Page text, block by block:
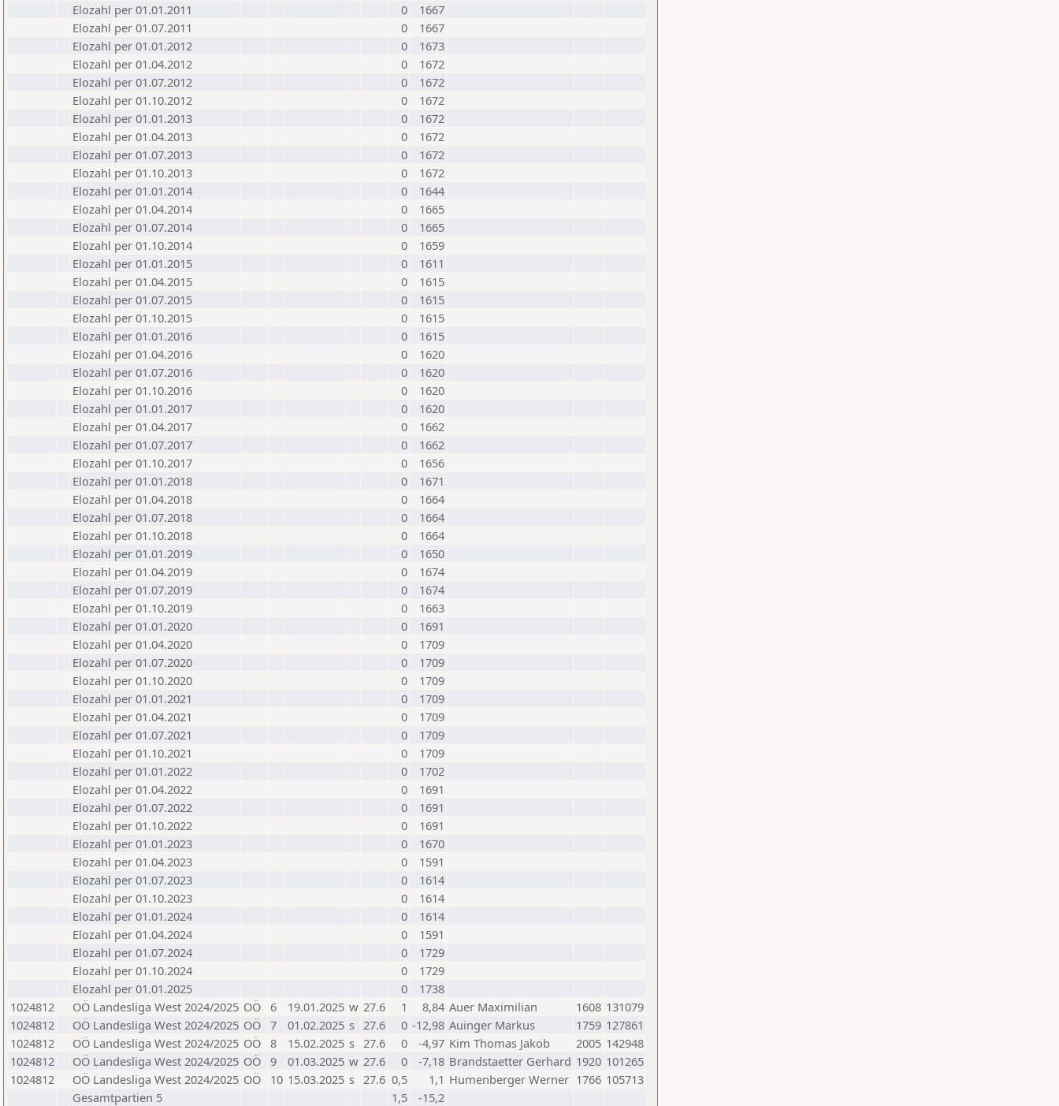
Elozahl per 01.01.2011
0
1667
Elozahl per 01.07.2011
0
1667
Elozahl per 01.01.2012
0
1673
Elozahl per 01.04.2012
0
1672
Elozahl per 01.07.2012
0
1672
Elozahl per 01.10.2012
0
1672
Elozahl per 01.01.2013
0
1672
Elozahl per 01.04.2013
0
1672
Elozahl per 01.07.2013
0
1672
Elozahl per 01.10.2013
0
1672
Elozahl per 01.01.2014
0
1644
Elozahl per 01.04.2014
0
1665
Elozahl per 01.07.2014
0
1665
Elozahl per 01.10.2014
0
1659
Elozahl per 01.01.2015
0
1611
Elozahl per 01.04.2015
0
1615
Elozahl per 01.07.2015
0
1615
Elozahl per 01.10.2015
0
1615
Elozahl per 01.01.2016
0
1615
Elozahl per 01.04.2016
0
1620
Elozahl per 01.07.2016
0
1620
Elozahl per 01.10.2016
0
1620
Elozahl per 01.01.2017
0
1620
Elozahl per 01.04.2017
0
1662
Elozahl per 01.07.2017
0
1662
Elozahl per 01.10.2017
0
1656
Elozahl per 01.01.2018
0
1671
Elozahl per 01.04.2018
0
1664
Elozahl per 01.07.2018
0
1664
Elozahl per 01.10.2018
0
1664
Elozahl per 01.01.2019
0
1650
Elozahl per 01.04.2019
0
1674
Elozahl per 01.07.2019
0
1674
Elozahl per 01.10.2019
0
1663
Elozahl per 01.01.2020
0
1691
Elozahl per 01.04.2020
0
1709
Elozahl per 01.07.2020
0
1709
Elozahl per 01.10.2020
0
1709
Elozahl per 01.01.2021
0
1709
Elozahl per 01.04.2021
0
1709
Elozahl per 01.07.2021
0
1709
Elozahl per 01.10.2021
0
1709
Elozahl per 01.01.2022
0
1702
Elozahl per 01.04.2022
0
1691
Elozahl per 01.07.2022
0
1691
Elozahl per 01.10.2022
0
1691
Elozahl per 01.01.2023
0
1670
Elozahl per 01.04.2023
0
1591
Elozahl per 01.07.2023
0
1614
Elozahl per 01.10.2023
0
1614
Elozahl per 01.01.2024
0
1614
Elozahl per 01.04.2024
0
1591
Elozahl per 01.07.2024
0
1729
Elozahl per 01.10.2024
0
1729
Elozahl per 01.01.2025
0
1738
1024812
OÖ Landesliga West 2024/2025 OÖ 6 19.01.2025 w 27.6 1 8,84 Auer Maximilian 1608 131079
1024812
OÖ Landesliga West 2024/2025 OÖ 7 01.02.2025 s 27.6 0 -12,98 Auinger Markus 1759 127861
1024812
OÖ Landesliga West 2024/2025 OÖ 8 15.02.2025 s 27.6 0 -4,97 Kim Thomas Jakob 2005 142948
1024812
OÖ Landesliga West 2024/2025 OÖ 9 01.03.2025 w 27.6 0 -7,18 Brandstaetter Gerhard 1920 101265
1024812
OÖ Landesliga West 2024/2025 OÖ 10 15.03.2025 s 27.6 0,5 1,1 Humenberger Werner 1766 105713
Gesamtpartien 5
1,5 -15,2